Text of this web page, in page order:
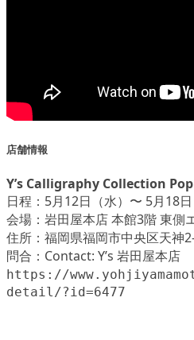
店舗情報
Y’s Calligraphy Collection
日程：5月12日（水）〜 5月18日
会場：岩田屋本店 本館3階 東側
住所：福岡県福岡市中央区天神
問合：Contact: Y’s 岩田屋本店
https://
detail/?id=6477